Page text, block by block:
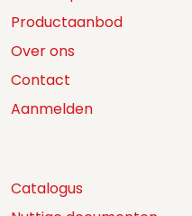
Productaanbod
Over ons
Contact
Aanmelden
Catalogus